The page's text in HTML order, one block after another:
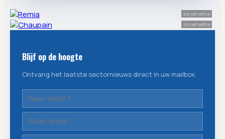
Advertentie
Advertentie
Blijf op de hoogte
Ontvang het laatste sectornieuws direct in uw mailbox.